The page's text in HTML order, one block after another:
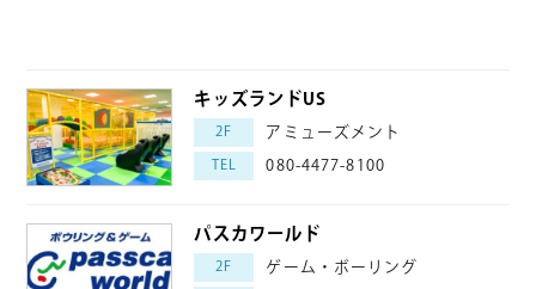
キッズランドUS
2F アミューズメント
TEL 080-4477-8100
パスカワールド
2F ゲーム・ボーリング